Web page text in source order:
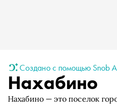
Создано с помощью Snob
Нахабино
Нахабино — это поселок